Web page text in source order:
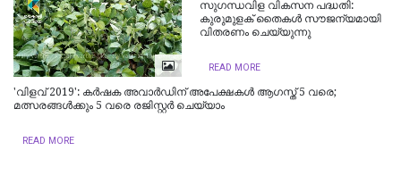
സുഗന്ധവിള വികസന പദ്ധതി:
കുരുമുളക് തൈകള്‍ സൗജന്യമായി
വിതരണം ചെയ്യുന്നു
READ MORE
'വിളവ് 2019': കര്‍ഷക അവാര്‍ഡിന് അപേക്ഷകള്‍ ആഗസ്ത് 5 വരെ;
മത്സരങ്ങള്‍ക്കും 5 വരെ രജിസ്റ്റര്‍ ചെയ്യാം
READ MORE